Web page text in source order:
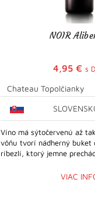
NOIR
4,95 € s
Chateau Topolčianky
Víno má sýtočervenú až
vôňu tvorí nádherný buket
ríbezlí, ktorý jemne
VIAC